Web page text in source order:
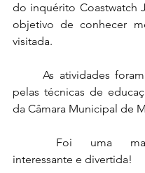
do inquérito Coastwatch
objetivo de conhecer
visitada.
	As atividades foram dinamizadas
pelas técnicas de
da Câmara Municipal de
interessante e divertida!